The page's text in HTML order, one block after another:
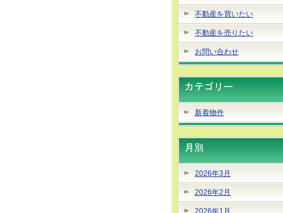
不動産を買いたい
不動産を売りたい
お問い合わせ
新着物件
2026年3月
2026年2月
2026年1月